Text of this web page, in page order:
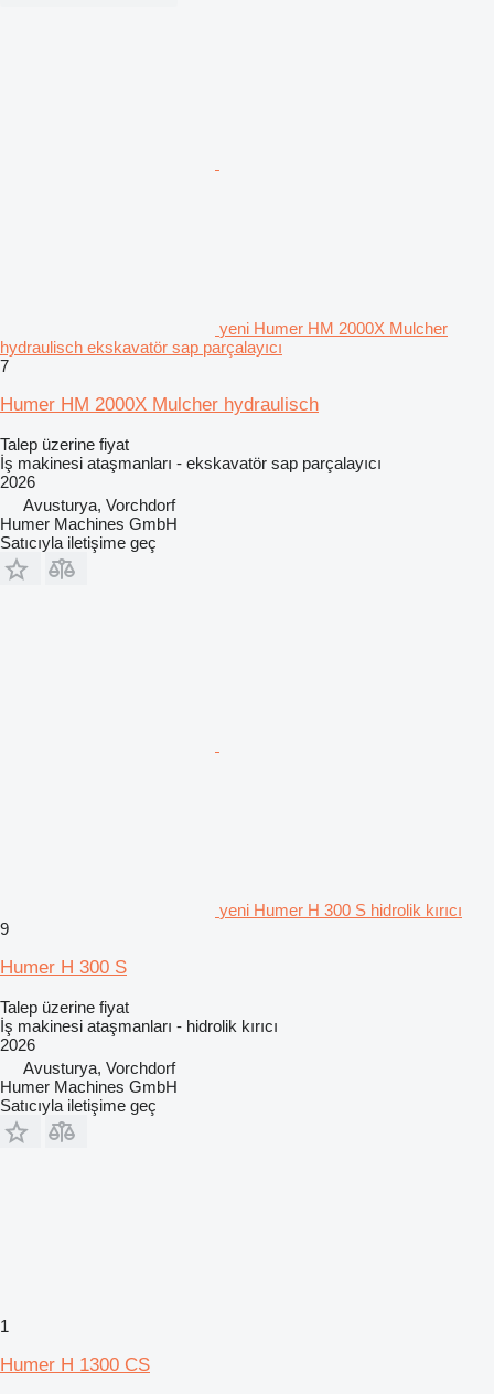
yeni Humer HM 2000X Mulcher
hydraulisch ekskavatör sap parçalayıcı
7
Humer HM 2000X Mulcher hydraulisch
Talep üzerine fiyat
İş makinesi ataşmanları - ekskavatör sap parçalayıcı
2026
Avusturya, Vorchdorf
Humer Machines GmbH
Satıcıyla iletişime geç
yeni Humer H 300 S hidrolik kırıcı
9
Humer H 300 S
Talep üzerine fiyat
İş makinesi ataşmanları - hidrolik kırıcı
2026
Avusturya, Vorchdorf
Humer Machines GmbH
Satıcıyla iletişime geç
1
Humer H 1300 CS